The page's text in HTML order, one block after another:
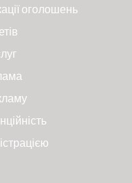
оголошень